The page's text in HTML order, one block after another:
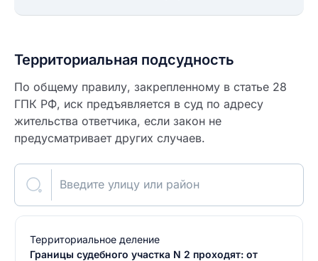
Территориальная подсудность
По общему правилу, закрепленному в статье 28
ГПК РФ, иск предъявляется в суд по адресу
жительства ответчика, если закон не
предусматривает других случаев.
Введите улицу или район
Территориальное деление
Границы судебного участка N 2 проходят: от